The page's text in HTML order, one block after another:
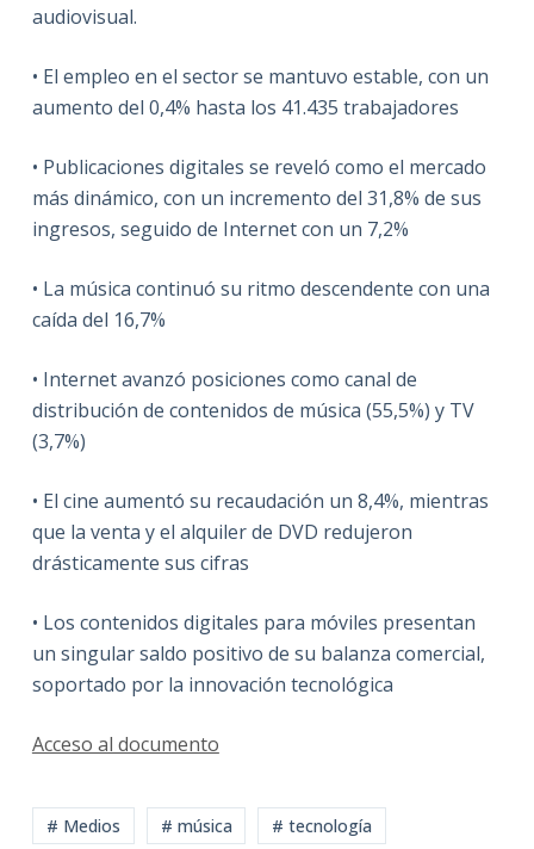
audiovisual.
• El empleo en el sector se mantuvo estable, con un
aumento del 0,4% hasta los 41.435 trabajadores
• Publicaciones digitales se reveló como el mercado
más dinámico, con un incremento del 31,8% de sus
ingresos, seguido de Internet con un 7,2%
• La música continuó su ritmo descendente con una
caída del 16,7%
• Internet avanzó posiciones como canal de
distribución de contenidos de música (55,5%) y TV
(3,7%)
• El cine aumentó su recaudación un 8,4%, mientras
que la venta y el alquiler de DVD redujeron
drásticamente sus cifras
• Los contenidos digitales para móviles presentan
un singular saldo positivo de su balanza comercial,
soportado por la innovación tecnológica
Acceso al documento
# Medios # música # tecnología